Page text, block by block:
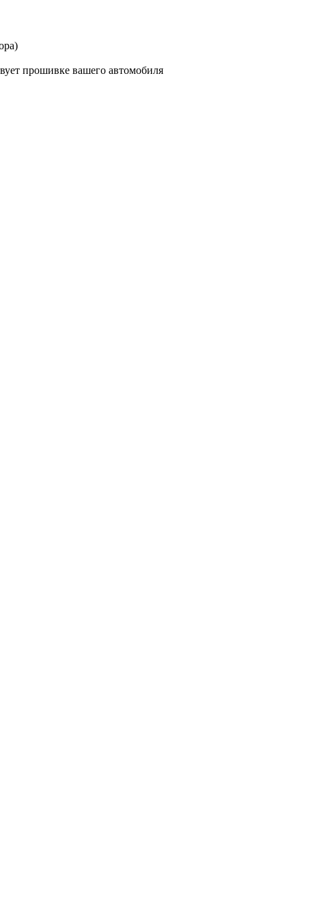
прошивке вашего автомобиля